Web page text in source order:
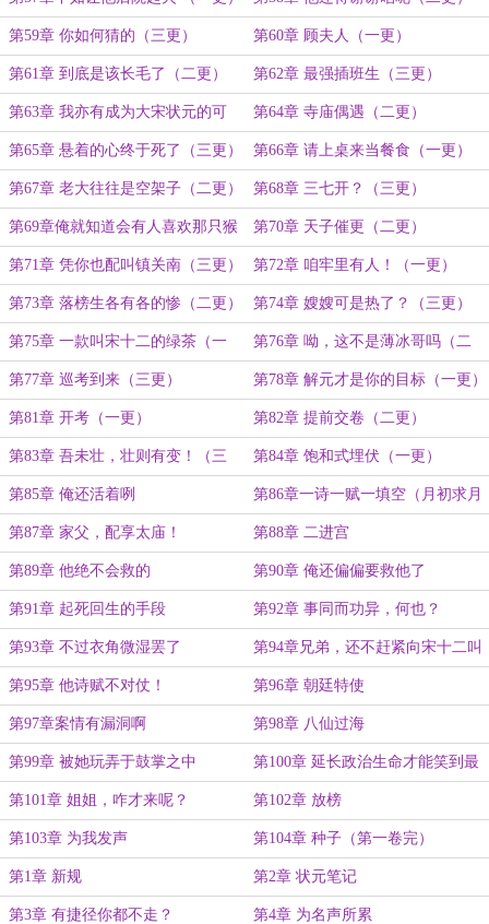
第59章 你如何猜的（三更） 第60章 顾夫人（一更）
第61章 到底是该长毛了（二更） 第62章 最强插班生（三更）
第63章 我亦有成为大宋状元的可
能！（一更）
第64章 寺庙偶遇（二更）
第65章 悬着的心终于死了（三更） 第66章 请上桌来当餐食（一更）
第67章 老大往往是空架子（二更） 第68章 三七开？（三更）
第69章俺就知道会有人喜欢那只猴
子 （一更）
第70章 天子催更（二更）
第71章 凭你也配叫镇关南（三更） 第72章 咱牢里有人！（一更）
第73章 落榜生各有各的惨（二更） 第74章 嫂嫂可是热了？（三更）
第75章 一款叫宋十二的绿茶（一
更）
第76章 呦，这不是薄冰哥吗（二
更）
第77章 巡考到来（三更） 第78章 解元才是你的目标（一更）
第81章 开考（一更） 第82章 提前交卷（二更）
第83章 吾未壮，壮则有变！（三
更）
第84章 饱和式埋伏（一更）
第85章 俺还活着咧 第86章一诗一赋一填空（月初求月
票）
第87章 家父，配享太庙！ 第88章 二进宫
第89章 他绝不会救的 第90章 俺还偏偏要救他了
第91章 起死回生的手段 第92章 事同而功异，何也？
第93章 不过衣角微湿罢了 第94章兄弟，还不赶紧向宋十二叫
义父
第95章 他诗赋不对仗！ 第96章 朝廷特使
第97章案情有漏洞啊 第98章 八仙过海
第99章 被她玩弄于鼓掌之中 第100章 延长政治生命才能笑到最
后
第101章 姐姐，咋才来呢？ 第102章 放榜
第103章 为我发声 第104章 种子（第一卷完）
第1章 新规 第2章 状元笔记
第3章 有捷径你都不走？ 第4章 为名声所累